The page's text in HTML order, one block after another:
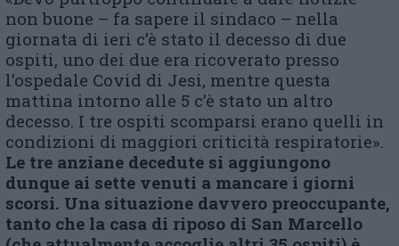
non buone – fa sapere il sindaco – nella
giornata di ieri c’è stato il decesso di due
ospiti, uno dei due era ricoverato presso
l’ospedale Covid di Jesi, mentre questa
mattina intorno alle 5 c’è stato un altro
decesso. I tre ospiti scomparsi erano quelli in
condizioni di maggiori criticità respiratorie».
Le tre anziane decedute si aggiungono
dunque ai sette venuti a mancare i giorni
scorsi. Una situazione davvero preoccupante,
tanto che la casa di riposo di San Marcello